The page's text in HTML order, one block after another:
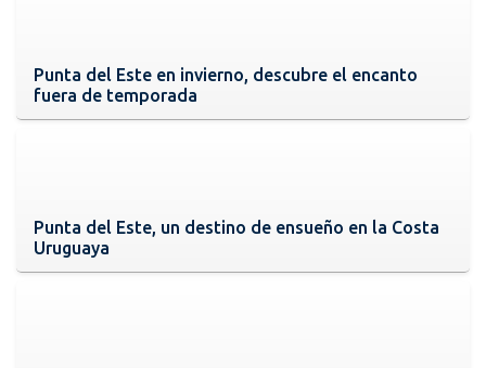
Punta del Este en invierno, descubre el encanto
fuera de temporada
Punta del Este, un destino de ensueño en la Costa
Uruguaya